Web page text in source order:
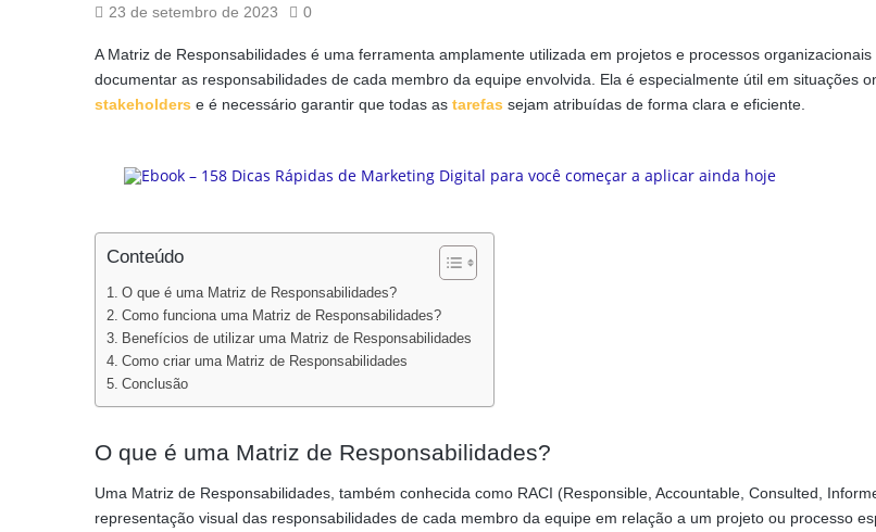
23 de setembro de 2023 0
A Matriz de Responsabilidades é uma ferramenta amplamente utilizada em projetos e processos
documentar as responsabilidades de cada membro da equipe envolvida. Ela é especialmente útil em situações
stakeholders e é necessário garantir que todas as tarefas sejam atribuídas de forma clara e eficiente.
Conteúdo
O que é uma Matriz de Responsabilidades?
Como funciona uma Matriz de Responsabilidades?
Benefícios de utilizar uma Matriz de Responsabilidades
Como criar uma Matriz de Responsabilidades
Conclusão
O que é uma Matriz de Responsabilidades?
Uma Matriz de Responsabilidades, também conhecida como RACI (Responsible, Accountable, Consulted,
representação visual das responsabilidades de cada membro da equipe em relação a um projeto ou processo